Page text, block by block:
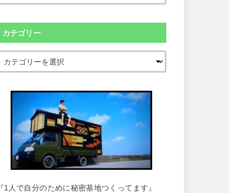
カテゴリー
『1人で自分のために秘密基地つくってます』